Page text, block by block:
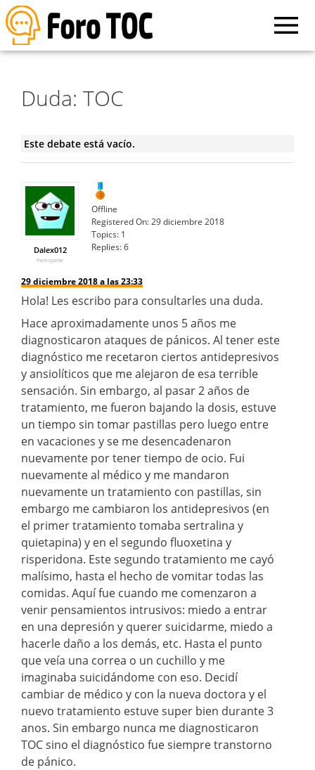
Duda: TOC
Este debate está vacío.
Dalex012
Participante
Offline
Registered On:29 diciembre 2018
Topics: 1
Replies:6
29 diciembre 2018 a las 23:33
Hola! Les escribo para consultarles una duda.
Hace aproximadamente unos 5 años me
diagnosticaron ataques de pánicos. Al tener este
diagnóstico me recetaron ciertos antidepresivos
y ansiolíticos que me alejaron de esa terrible
sensación. Sin embargo, al pasar 2 años de
tratamiento, me fueron bajando la dosis, estuve
un tiempo sin tomar pastillas pero luego entre
en vacaciones y se me desencadenaron
nuevamente por tener tiempo de ocio. Fui
nuevamente al médico y me mandaron
nuevamente un tratamiento con pastillas, sin
embargo me cambiaron los antidepresivos (en
el primer tratamiento tomaba sertralina y
quietapina) y en el segundo fluoxetina y
risperidona. Este segundo tratamiento me cayó
malísimo, hasta el hecho de vomitar todas las
comidas. Aquí fue cuando me comenzaron a
venir pensamientos intrusivos: miedo a entrar
en una depresión y querer suicidarme, miedo a
hacerle daño a los demás, etc. Hasta el punto
que veía una correa o un cuchillo y me
imaginaba suicidándome con eso. Decidí
cambiar de médico y con la nueva doctora y el
nuevo tratamiento estuve super bien durante 3
anos. Sin embargo nunca me diagnosticaron
TOC sino el diagnóstico fue siempre transtorno
de pánico.